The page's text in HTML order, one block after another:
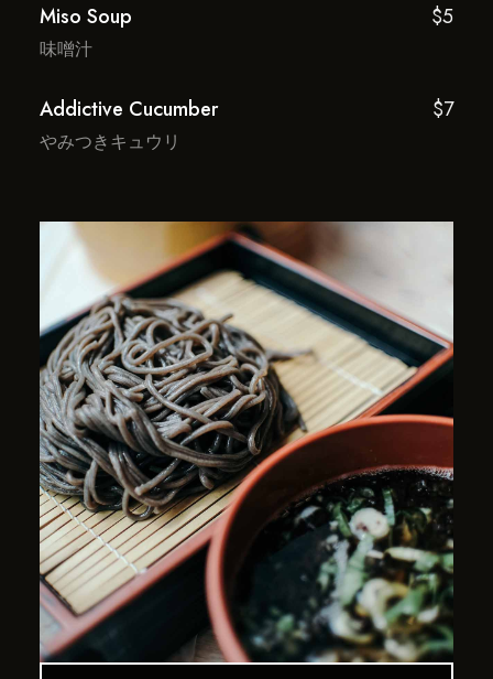
Miso Soup $5
味噌汁
Addictive Cucumber $7
やみつきキュウリ